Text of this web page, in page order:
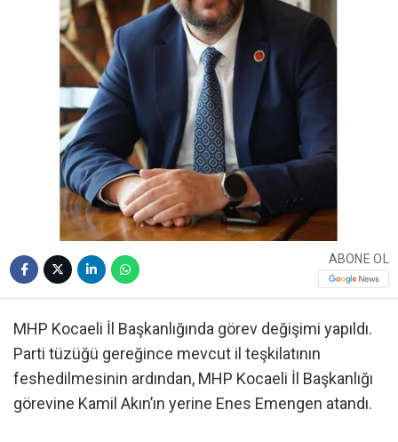
ABONE OL
MHP Kocaeli İl Başkanlığında görev değişimi yapıldı.
Parti tüzüğü gereğince mevcut il teşkilatının
feshedilmesinin ardından, MHP Kocaeli İl Başkanlığı
görevine Kamil Akın’ın yerine Enes Emengen atandı.